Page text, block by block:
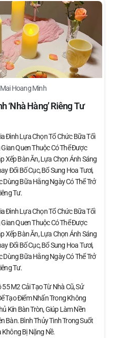
Mai Hoang Minh
‘nhà Hàng’ Riêng Tư
Đình Lựa Chọn Tổ Chức Bữa Tối
Quen Thuộc Có Thể Được
Xếp Bàn Ăn, Lựa Chọn Ánh Sáng
Đổi Bố Cục, Bổ Sung Hoa Tươi,
Dùng Bữa Hằng Ngày Có Thể Trở
Tư.
Đình Lựa Chọn Tổ Chức Bữa Tối
Quen Thuộc Có Thể Được
Xếp Bàn Ăn, Lựa Chọn Ánh Sáng
Đổi Bố Cục, Bổ Sung Hoa Tươi,
Dùng Bữa Hằng Ngày Có Thể Trở
Tư.
M2 Cải Tạo Từ Nhà Cũ, Sử
Tạo Điểm Nhấn Trong Không
Kín Bàn Tròn, Giúp Làm Nền
Bàn. Bình Thủy Tinh Trong Suốt
Bị Nặng Nề.